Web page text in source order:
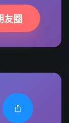
友圈